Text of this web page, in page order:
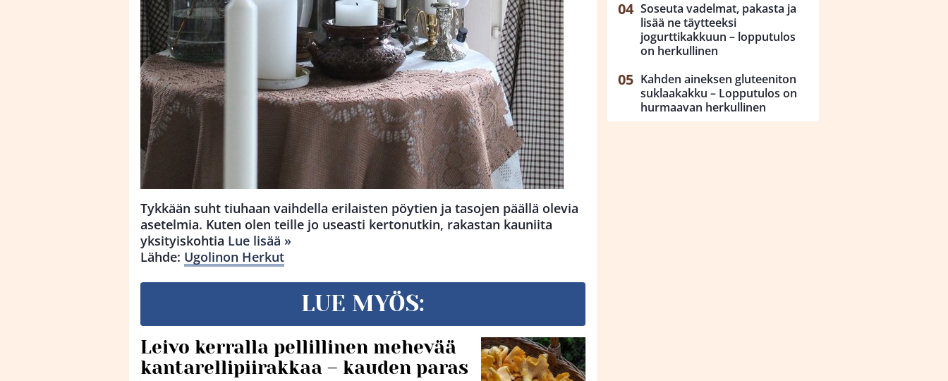
Tykkään suht tiuhaan vaihdella erilaisten pöytien ja tasojen päällä olevia
asetelmia. Kuten olen teille jo useasti kertonutkin, rakastan kauniita
yksityiskohtia Lue lisää »
Lähde: Ugolinon Herkut
LUE MYÖS:
Leivo kerralla pellillinen mehevää
kantarellipiirakkaa – kauden paras
Soseuta vadelmat, pakasta ja
lisää ne täytteeksi
jogurttikakkuun – lopputulos
on herkullinen
Kahden aineksen gluteeniton
suklaakakku – Lopputulos on
hurmaavan herkullinen